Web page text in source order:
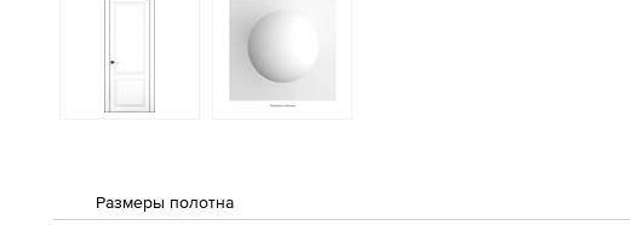
Размеры полотна